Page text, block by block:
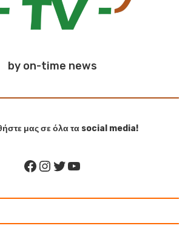
by on-time news
μας σε όλα τα social media!